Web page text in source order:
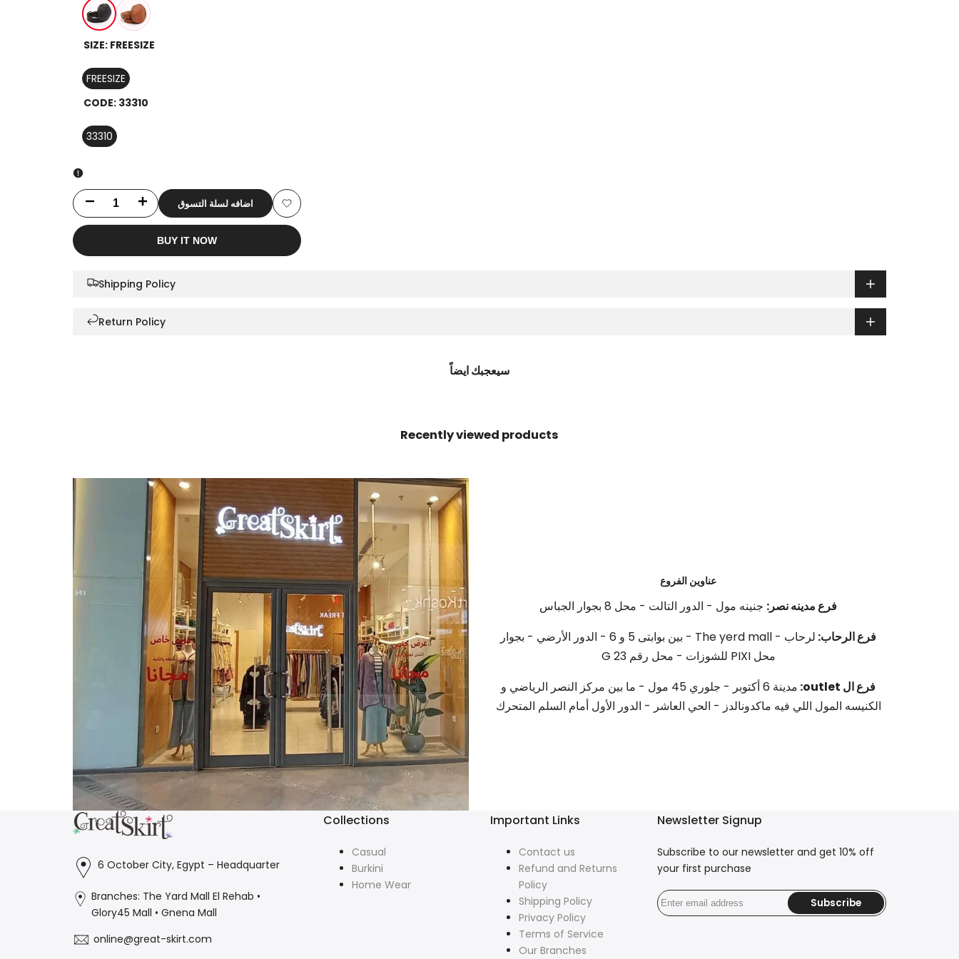
Black Cammel
SIZE: FREESIZE
FREESIZE
CODE: 33310
33310
Decrease
for
Coin
Increase
for
Coin
اضافه لسلة التسوق
Add
BUY IT NOW
Shipping Policy
Return Policy
سيعجبك ايضاً
Recently viewed products
عناوين الفروع
فرع مدينه نصر: جنينه مول - الدور التالت - محل 8 بجوار الجباس
فرع الرحاب:
لرحاب - The yerd mall - بين بوابتى 5 و 6 - الدور الأرضي - بجوار
محل PIXI للشوزات - محل رقم G 23
فرع ال outlet:
مدينة 6 أكتوبر - جلوري 45 مول - ما بين مركز النصر الرياضي و
الكنيسه المول اللي فيه ماكدونالدز - الحي العاشر - الدور الأول أمام السلم المتحرك
6 October City, Egypt – Headquarter
Branches: The Yard Mall El Rehab •
Glory45 Mall • Gnena Mall
online@great-skirt.com
Collections
Casual
Burkini
Home Wear
Important Links
Contact us
Refund and Returns
Policy
Shipping Policy
Privacy Policy
Terms of Service
Our Branches
Newsletter Signup
Subscribe to our newsletter and get 10% off
your first purchase
Subscribe